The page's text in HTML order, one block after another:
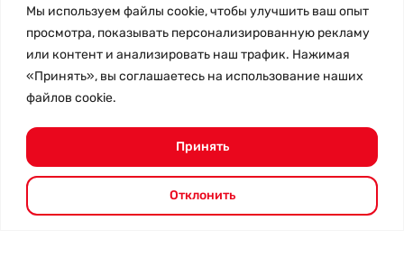
Мы используем файлы cookie, чтобы улучшить ваш опыт
просмотра, показывать персонализированную рекламу
или контент и анализировать наш трафик. Нажимая
«Принять», вы соглашаетесь на использование наших
файлов cookie.
Отклонить
Принять
xFusion
xFusion AI Solution
Цены на товары не являются публичной офертой и
- Политика конфиденциальности- Возврат товара
© 2026.SHANGHAI SYSTEM ENGINEERING.Все права
защищены.